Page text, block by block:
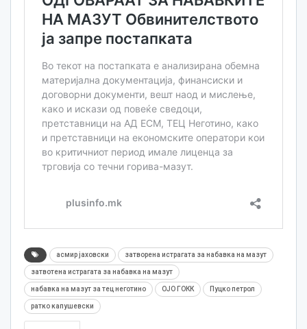
асмир јаховски затворена истрагата за набавка на мазут
затвотена истрагата за набавка на мазут
набавка на мазут за тец неготино ОЈО ГОКК Пуцко петрол
ратко капушевски